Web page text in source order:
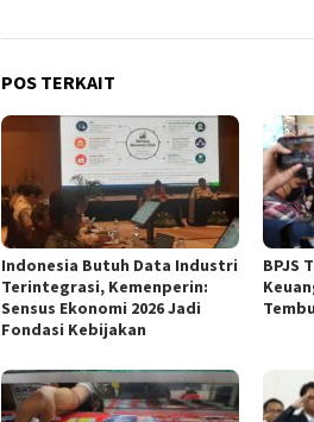
POS TERKAIT
Indonesia Butuh Data Industri
Terintegrasi, Kemenperin:
Sensus Ekonomi 2026 Jadi
Fondasi Kebijakan
BPJS